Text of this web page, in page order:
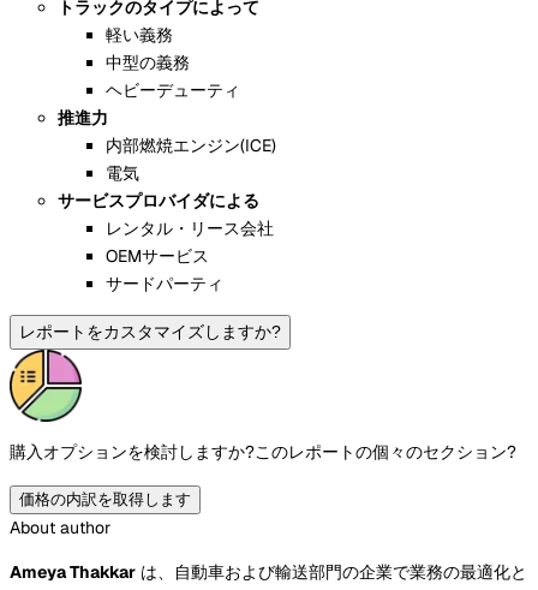
トラックのタイプによって
軽い義務
中型の義務
ヘビーデューティ
推進力
内部燃焼エンジン(ICE)
電気
サービスプロバイダによる
レンタル・リース会社
OEMサービス
サードパーティ
レポートをカスタマイズしますか?
購入オプションを検討しますか?このレポートの個々のセクション?
価格の内訳を取得します
About author
Ameya Thakkar は、自動車および輸送部門の企業で業務の最適化と